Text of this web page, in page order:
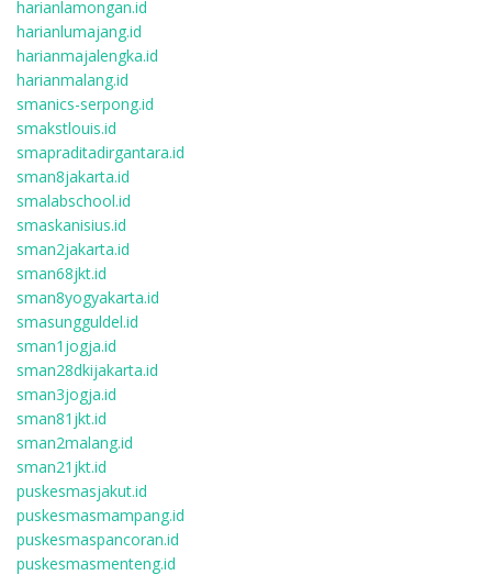
harianlamongan.id
harianlumajang.id
harianmajalengka.id
harianmalang.id
smanics-serpong.id
smakstlouis.id
smapraditadirgantara.id
sman8jakarta.id
smalabschool.id
smaskanisius.id
sman2jakarta.id
sman68jkt.id
sman8yogyakarta.id
smasungguldel.id
sman1jogja.id
sman28dkijakarta.id
sman3jogja.id
sman81jkt.id
sman2malang.id
sman21jkt.id
puskesmasjakut.id
puskesmasmampang.id
puskesmaspancoran.id
puskesmasmenteng.id